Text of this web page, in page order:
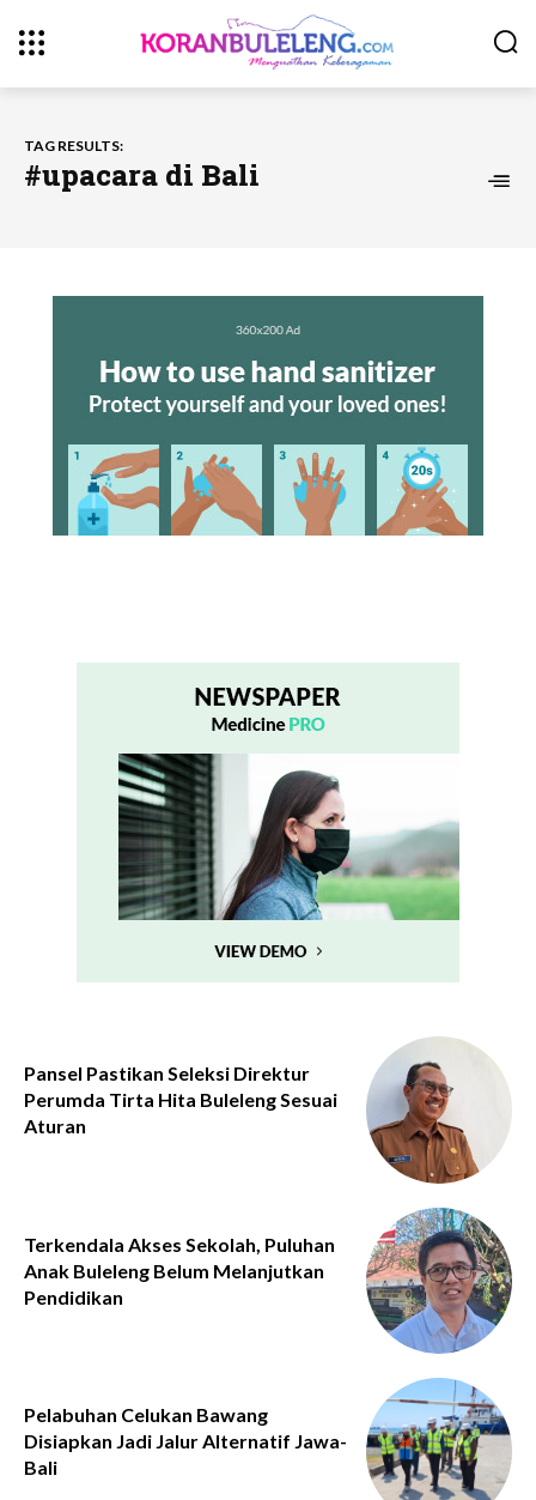
TAG RESULTS:
#upacara di Bali
Pansel Pastikan Seleksi Direktur
Perumda Tirta Hita Buleleng Sesuai
Aturan
Terkendala Akses Sekolah, Puluhan
Anak Buleleng Belum Melanjutkan
Pendidikan
Pelabuhan Celukan Bawang
Disiapkan Jadi Jalur Alternatif Jawa-
Bali